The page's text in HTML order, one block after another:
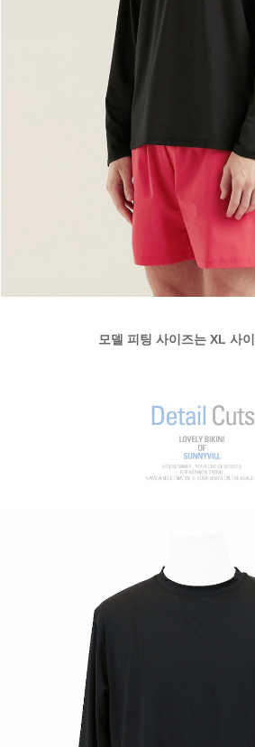
모델 피팅 사이즈는 XL 사